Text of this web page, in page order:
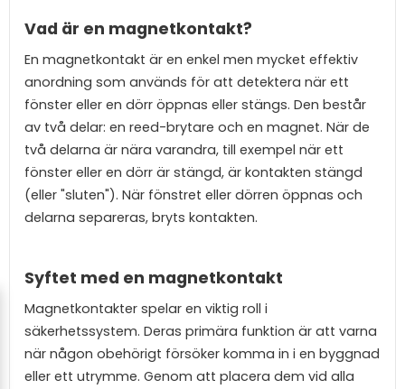
Vad är en magnetkontakt?
En magnetkontakt är en enkel men mycket effektiv
anordning som används för att detektera när ett
fönster eller en dörr öppnas eller stängs. Den består
av två delar: en reed-brytare och en magnet. När de
två delarna är nära varandra, till exempel när ett
fönster eller en dörr är stängd, är kontakten stängd
(eller "sluten"). När fönstret eller dörren öppnas och
delarna separeras, bryts kontakten.
Syftet med en magnetkontakt
Magnetkontakter spelar en viktig roll i
säkerhetssystem. Deras primära funktion är att varna
när någon obehörigt försöker komma in i en byggnad
eller ett utrymme. Genom att placera dem vid alla